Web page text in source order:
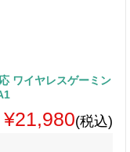
ワイヤレスゲーミン
¥21,980(税込)